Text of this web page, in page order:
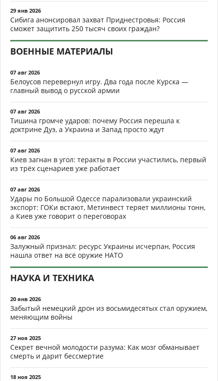
29 янв 2026
Сибига анонсировал захват Приднестровья: Россия
сможет защитить 250 тысяч своих граждан?
ВОЕННЫЕ МАТЕРИАЛЫ
07 авг 2026
Белоусов перевернул игру. Два года после Курска —
главный вывод о русской армии
07 авг 2026
Тишина громче ударов: почему Россия перешла к
доктрине Дуэ, а Украина и Запад просто ждут
07 авг 2026
Киев загнан в угол: теракты в России участились, первый
из трёх сценариев уже работает
07 авг 2026
Удары по Большой Одессе парализовали украинский
экспорт: ГОКи встают, Метинвест теряет миллионы тонн,
а Киев уже говорит о переговорах
06 авг 2026
Залужный признал: ресурс Украины исчерпан, Россия
нашла ответ на всё оружие НАТО
НАУКА И ТЕХНИКА
20 янв 2026
Забытый немецкий дрон из восьмидесятых стал оружием,
меняющим войны
27 ноя 2025
Секрет вечной молодости разума: Как мозг обманывает
смерть и дарит бессмертие
18 ноя 2025